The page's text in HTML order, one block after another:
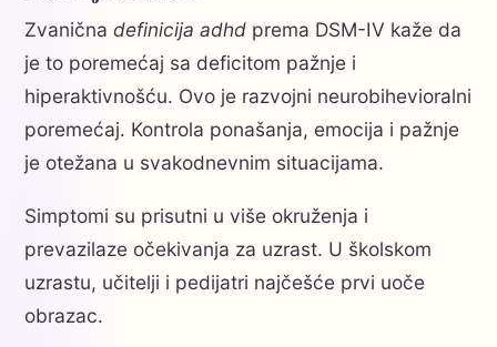
Zvanična definicija adhd prema DSM-IV kaže da
je to poremećaj sa deficitom pažnje i
hiperaktivnošću. Ovo je razvojni neurobihevioralni
poremećaj. Kontrola ponašanja, emocija i pažnje
je otežana u svakodnevnim situacijama.
Simptomi su prisutni u više okruženja i
prevazilaze očekivanja za uzrast. U školskom
uzrastu, učitelji i pedijatri najčešće prvi uoče
obrazac.